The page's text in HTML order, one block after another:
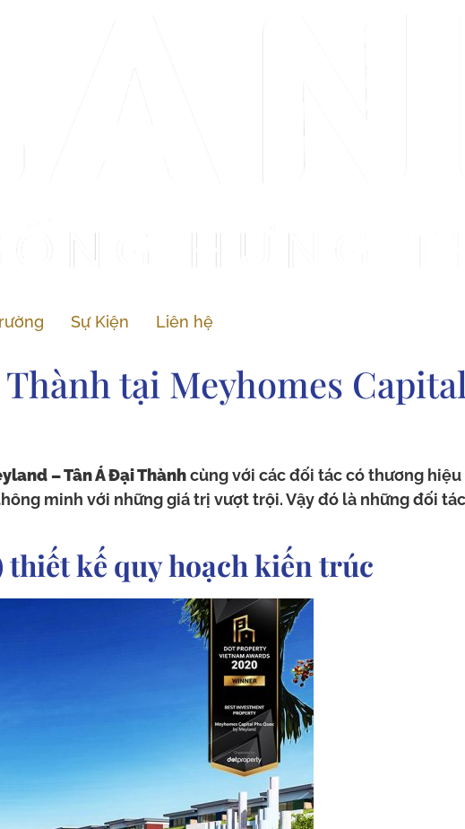
Sự Kiện Liên hệ
tại Meyhomes
– Tân Á Đại Thànhcùng với các đối tác có thương
minh với những giá trị vượt trội. Vậy đó là những đối
kế quy hoạch kiến trúc